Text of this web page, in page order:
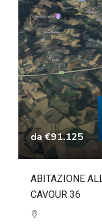
da€91.125
ABITAZIONE
CAVOUR 36